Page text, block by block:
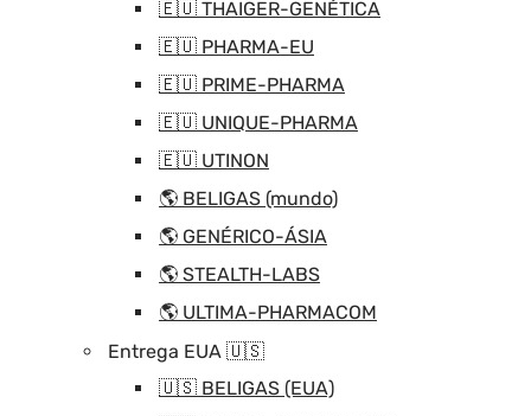
🇪🇺 THAIGER-GENÉTICA
🇪🇺 PHARMA-EU
🇪🇺 PRIME-PHARMA
🇪🇺 UNIQUE-PHARMA
🇪🇺 UTINON
🌎 BELIGAS (mundo)
🌎 GENÉRICO-ÁSIA
🌎 STEALTH-LABS
🌎 ULTIMA-PHARMACOM
Entrega EUA 🇺🇸
🇺🇸 BELIGAS (EUA)